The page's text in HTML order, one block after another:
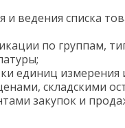
и ведения списка
по группам,
единиц измерения
складскими
закупок и